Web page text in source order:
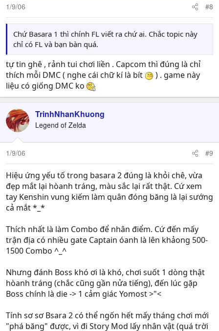
1/9/06 #8
Chứ Basara 1 thì chính FL viết ra chứ ai. Chắc topic này
chỉ có FL và bạn bàn quá.
tự tin ghê , rảnh tui chơi liền . Capcom thì đúng là chỉ
thích mỗi DMC ( nghe cái chữ kí là bít
) . game này
liệu có giống DMC ko
TrinhNhanKhuong
Legend of Zelda
1/9/06 #9
Hiệu ứng yếu tố trong basara 2 đúng là khỏi chê, vừa
đẹp mắt lại hòanh tráng, màu sắc lại rất thật. Cứ xem
tay Kenshin vung kiếm làm quân đóng băng là lại sướng
cả mắt *_*
Thích nhất là làm Combo để nhân điểm. Cứ đến mấy
trận địa có nhiều gate Captain óanh là lên khảong 500-
1500 Combo ^_^
Nhưng đánh Boss khó ơi là khó, chơi suốt 1 dòng thật
hòanh tráng (chắc cũng gần nửa tiếng), đến lúc gặp
Boss chính là die -> 1 cảm giác Yomost >"<
Tính sơ sơ Bsara 2 có thể ngốn hết mấy tháng chơi mới
"phá băng" được, vì đi Story Mod lấy nhân vật (quá trời